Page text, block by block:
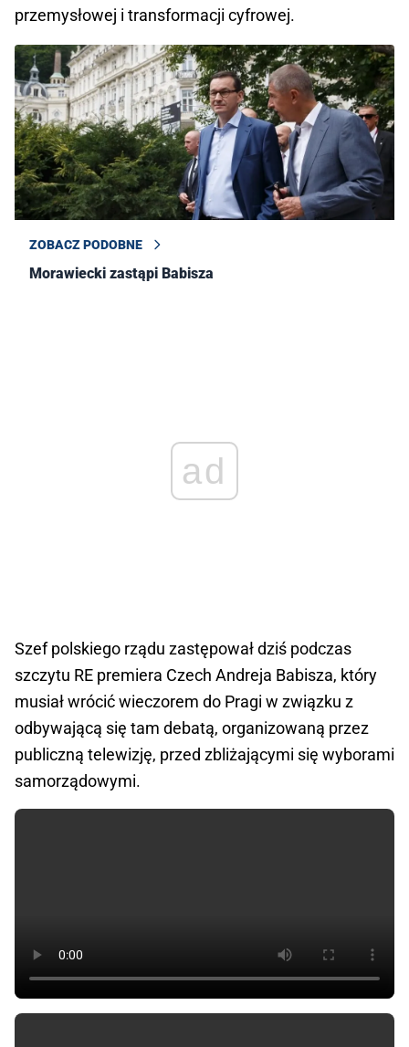
przemysłowej i transformacji cyfrowej.
ZOBACZ PODOBNE
Morawiecki zastąpi Babisza
ad
Szef polskiego rządu zastępował dziś podczas
szczytu RE premiera Czech Andreja Babisza, który
musiał wrócić wieczorem do Pragi w związku z
odbywającą się tam debatą, organizowaną przez
publiczną telewizję, przed zbliżającymi się wyborami
samorządowymi.